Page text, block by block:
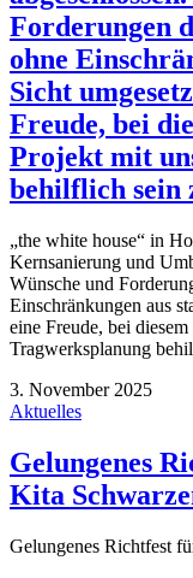
Forderungen
ohne
Sicht
Freude, bei
Projekt mit
behilflich sein
„the white house“ in
Kernsanierung und
Wünsche und
Einschränkungen aus
eine Freude, bei
Tragwerksplanung
3. November 2025
Aktuelles
Gelungenes
Kita
Gelungenes Richtfest